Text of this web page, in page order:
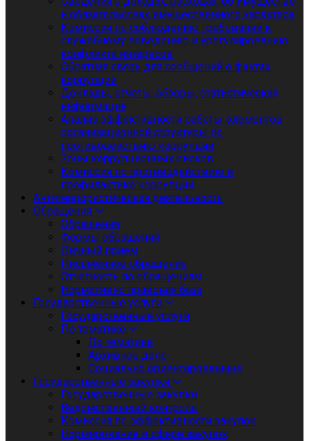
и обязательствах имущественного характера
Комиссия по соблюдению требований к
служебному поведению и урегулированию
конфликта интересов
Обратная связь для сообщений о фактах
коррупции
Доклады, отчеты, обзоры, статистическая
информация
Анализ эффективности работы элементов
организационной структуры по
противодействию коррупции
Зоны коррупционных рисков
Комиссия по противодействию и
профилактике коррупции
Антитеррористическая деятельность
Обращения
Обращения
Формы обращений
Личный приём
Письменное обращение
Отчетность по обращениям
Нормативно правовая база
Государственные услуги
Государственные услуги
По тематике
По тематике
Архивное дело
Социально ориентированные
Государственные закупки
Государственные закупки
Ведомственный контроль
Комиссия по эффективности закупок
Нормирование в сфере закупок